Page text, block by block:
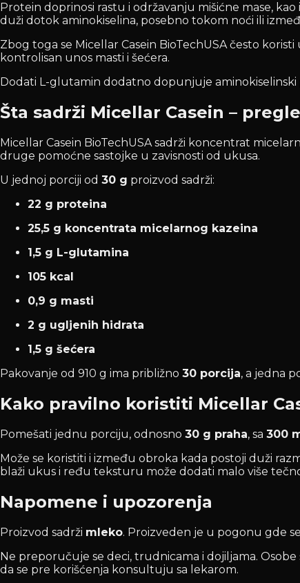
Protein doprinosi rastu i održavanju mišićne mase,
duži dotok aminokiselina, posebno tokom noći ili
Zbog toga se Micellar Casein BioTechUSA često
kontrolisan unos masti i šećera.
Dodati L-glutamin dodatno dopunjuje
Šta sadrži Micellar Casein –
Micellar Casein BioTechUSA sadrži koncentrat
druge pomoćne sastojke u zavisnosti od ukusa.
U jednoj porciji od 30 g proizvod sadrži:
22 g proteina
25,5 g koncentrata micelarnog kazeina
1,5 g L-glutamina
105 kcal
0,9 g masti
2 g ugljenih hidrata
1,5 g šećera
Pakovanje od 910 g ima približno 30 porcija, a jedna
Kako pravilno koristiti Micellar
Pomešati jednu porciju, odnosno 30 g praha, sa 300
Može se koristiti i između obroka kada postoji duži
blaži ukus i ređu teksturu može dodati malo više
Napomene i upozorenja
Proizvod sadrži mleko. Proizveden je u pogonu gde
Ne preporučuje se deci, trudnicama i dojiljama.
da se pre korišćenja konsultuju sa lekarom.